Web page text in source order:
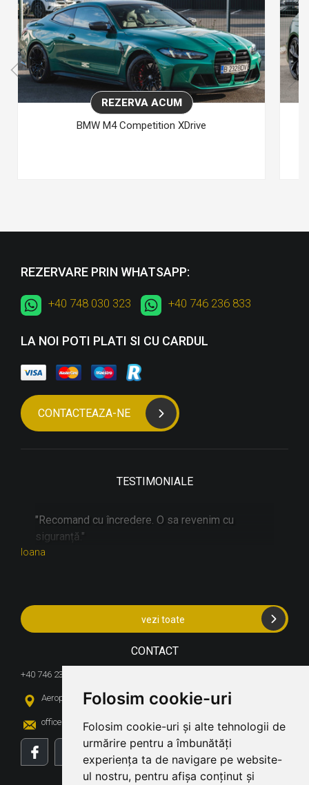
We use cookies and other tracking
technologies to improve your
browsing experience on our website,
Folosim cookie-uri
Folosim cookie-uri și alte tehnologii de
urmărire pentru a îmbunătăți
experiența ta de navigare pe website-
ul nostru, pentru afișa conținut și
REZERVA ACUM
BMW M4 Competition XDrive
REZERVARE PRIN WHATSAPP:
+40 748 030 323 +40 746 236 833
LA NOI POTI PLATI SI CU CARDUL
CONTACTEAZA-NE
TESTIMONIALE
"Recomand cu încredere. O sa revenim cu
siguranță."
Ioana
vezi toate
CONTACT
+40 746 236 833 /
Aeroport Cluj-Napoca, loc. Cluj-Napoca
office@bdvrentacar.ro rezervari@bdvrentacar.ro
INFO UTILE